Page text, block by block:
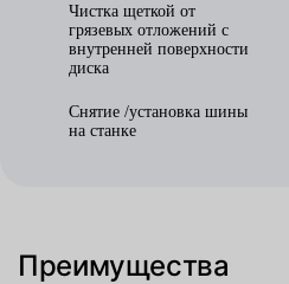
Чистка щеткой от
грязевых отложений с
внутренней поверхности
диска
Снятие /установка шины
на станке
Преимущества